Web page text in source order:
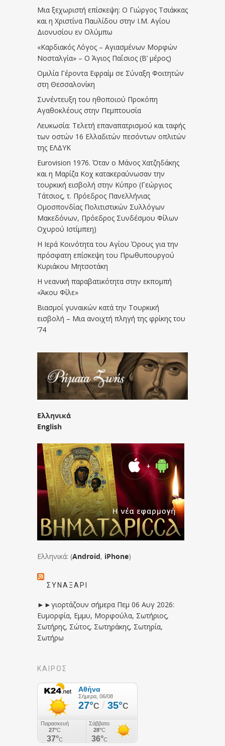
Μια ξεχωριστή επίσκεψη: Ο Γιώργος Τσιάκκας
και η Χριστίνα Παυλίδου στην Ι.Μ. Αγίου
Διονυσίου εν Ολύμπω
«Καρδιακός Λόγος – Αγιασμένων Μορφών
Νοσταλγία» – Ο Άγιος Παΐσιος (Β’ μέρος)
Ομιλία Γέροντα Εφραίμ σε Σύναξη Φοιτητών
στη Θεσσαλονίκη
Συνέντευξη του ηθοποιού Προκόπη
Αγαθοκλέους στην Πεμπτουσία
Λευκωσία: Τελετή επαναπατρισμού και ταφής
των οστών 16 Ελλαδιτών πεσόντων οπλιτών
της ΕΛΔΥΚ
Eurovision 1976. Όταν ο Μάνος Χατζηδάκης
και η Μαρίζα Κοχ κατακεραύνωσαν την
τουρκική εισβολή στην Κύπρο (Γεώργιος
Τάτσιος, τ. Πρόεδρος Πανελλήνιας
Ομοσπονδίας Πολιτιστικών Συλλόγων
Μακεδόνων, Πρόεδρος Συνδέσμου Φίλων
Οχυρού Ιστίμπεη)
Η Ιερά Κοινότητα του Αγίου Όρους για την
πρόσφατη επίσκεψη του Πρωθυπουργού
Κυριάκου Μητσοτάκη
Η νεανική παραβατικότητα στην εκπομπή
«Άκου Φίλε»
Βιασμοί γυναικών κατά την Τουρκική
εισβολή – Μια ανοιχτή πληγή της φρίκης του
’74
Ελληνικά
English
Ελληνικά: (Android, iPhone)
ΣΥΝΑΞΆΡΙ
►►γιορτάζουν σήμερα Πεμ 06 Αυγ 2026:
Ευμορφία, Εμμυ, Μορφούλα, Σωτήριος,
Σωτήρης, Σώτος, Σωτηράκης, Σωτηρία,
Σωτήρω
ΚΑΙΡΟΣ